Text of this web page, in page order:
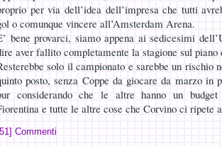
per via dell’idea dell’impresa che tutti
o comunque vincere all’Amsterdam Arena.
bene provarci, siamo appena ai sedicesimi
aver fallito completamente la stagione sul piano
solo il campionato e sarebbe un rischio
posto, senza Coppe da giocare da marzo in
considerando che le altre hanno un budget
e tutte le altre cose che Corvino ci ripete
Commenti